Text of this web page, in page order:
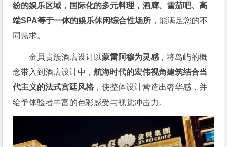
纷的娱乐区域 ， 国际化的多元料理，酒廊、雪茄吧、高
端SPA等于一体的娱乐休闲综合性场所 ，能满足您的不
同需求。
金貝贵族酒店设计以蒙雷阿穆为灵感 ，将岛屿的概
念带入到酒店设计中，航海时代的宏伟视角建筑结合当
代主义的法式宫廷风格 ，使整体设计营造出奢华感，并
给予体验者丰富的色彩感受与视觉冲击力。